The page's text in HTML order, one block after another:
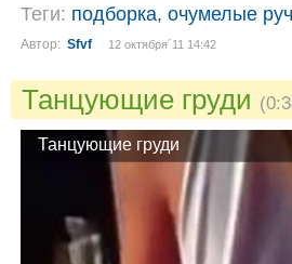
Теги: подборка, очумелые
Автор: Sfvf 12 октября´11 14:42
Танцующие груди
Танцующие груди